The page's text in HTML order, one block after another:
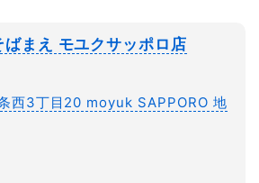
まえ モユクサッポロ店
西3丁目20 moyuk SAPPORO 地